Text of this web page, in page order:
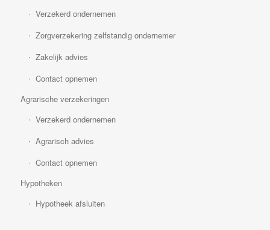
Verzekerd ondernemen
Zorgverzekering zelfstandig ondernemer
Zakelijk advies
Contact opnemen
Agrarische verzekeringen
Verzekerd ondernemen
Agrarisch advies
Contact opnemen
Hypotheken
Hypotheek afsluiten